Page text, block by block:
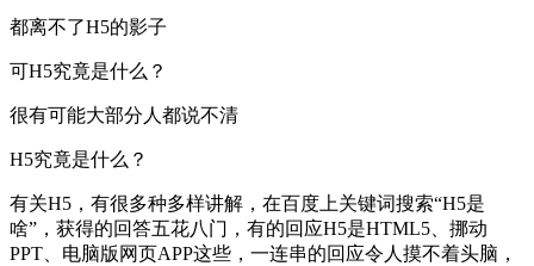
都离不了H5的影子
可H5究竟是什么？
很有可能大部分人都说不清
H5究竟是什么？
有关H5，有很多种多样讲解，在百度上关键词搜索“H5是
啥”，获得的回答五花八门，有的回应H5是HTML5、挪动
PPT、电脑版网页APP这些，一连串的回应令人摸不着头脑，